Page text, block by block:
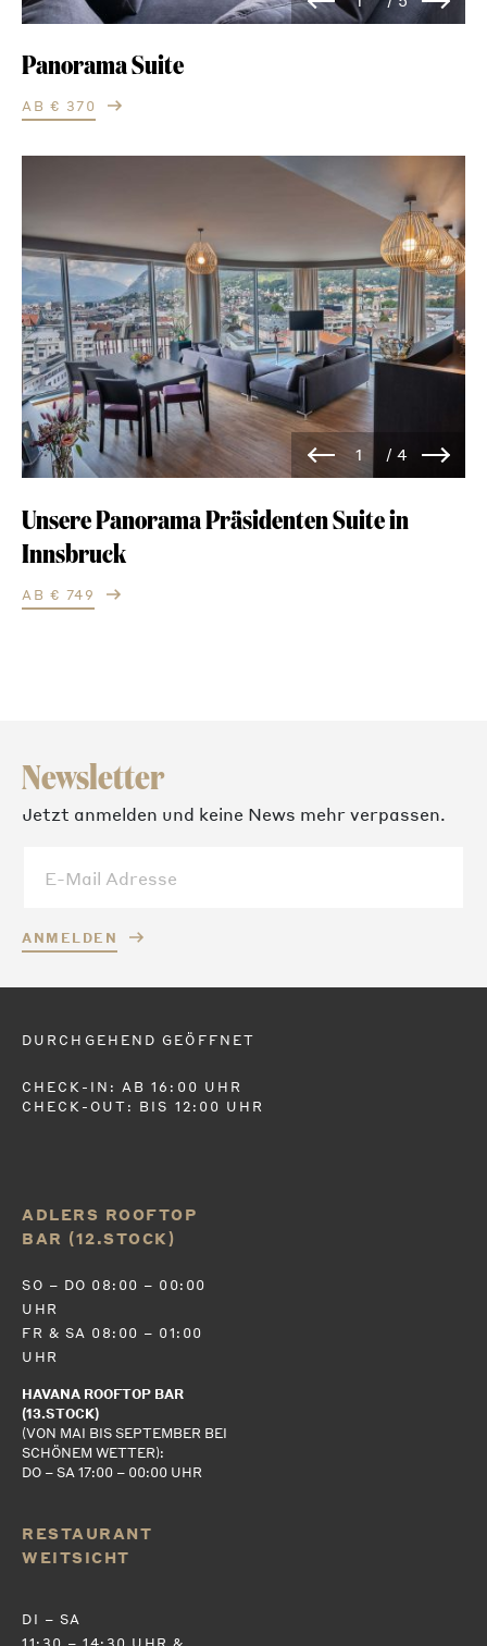
Panorama Suite
AB € 370
Unsere Panorama Präsidenten Suite in
Innsbruck
AB € 749
Newsletter
Jetzt anmelden und keine News mehr verpassen.
ANMELDEN
DURCHGEHEND GEÖFFNET
CHECK-IN: AB 16:00 UHR
CHECK-OUT: BIS 12:00 UHR
ADLERS ROOFTOP
BAR (12.STOCK)
SO – DO 08:00 – 00:00
UHR
FR & SA 08:00 – 01:00
UHR
HAVANA ROOFTOP BAR
(13.STOCK)
(VON MAI BIS SEPTEMBER BEI
SCHÖNEM WETTER):
DO – SA 17:00 – 00:00 UHR
RESTAURANT
WEITSICHT
DI – SA